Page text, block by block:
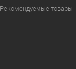
Рекомендуемые товары